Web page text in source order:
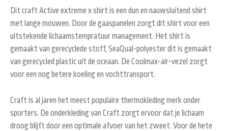
Dit craft Active extreme x shirt is een dun en nauwsluitend shirt
met lange mouwen. Door de gaaspanelen zorgt dit shirt voor een
uitstekende lichaamstempratuur management. Het shirt is
gemaakt van gerecyclede stoff, SeaQual-polyester dit is gemaakt
van gerecycled plastic uit de oceaan. De Coolmax-air-vezel zorgt
voor een nog betere koeling en vochttransport.
Craft is al jaren het meest populaire thermokleding merk onder
sporters. De onderkleding van Craft zorgt ervoor dat je lichaam
droog blijft door een optimale afvoer van het zweet. Voor de hete